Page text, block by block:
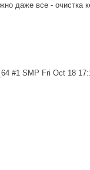
даже все -
#1 SMP Fri Oct 18